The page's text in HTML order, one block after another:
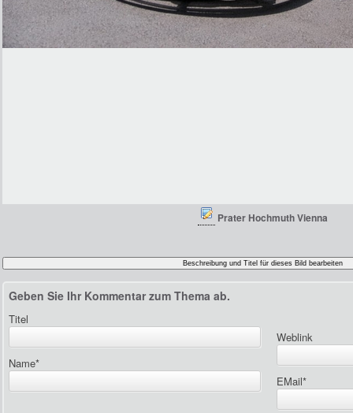
Prater Hochmuth Vienna
Geben Sie Ihr Kommentar zum Thema ab.
Titel
Weblink
Name*
EMail*